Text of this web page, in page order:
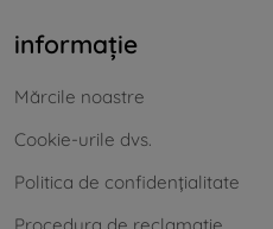
informație
Mărcile noastre
Cookie-urile dvs.
Politica de confidențialitate